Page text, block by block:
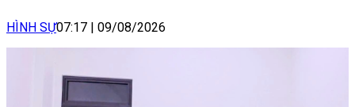
HÌNH SỰ07:17 | 09/08/2026